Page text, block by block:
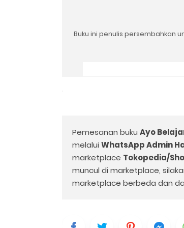
Buku ini penulis persembahkan
Pemesanan buku Ayo
melalui WhatsApp Admin
marketplace Tokopedia/
muncul di marketplace,
marketplace berbeda dan